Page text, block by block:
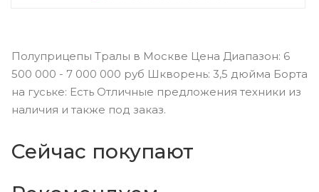
Полуприцепы Тралы в Москве Цена Диапазон: 6
500 000 - 7 000 000 руб Шкворень: 3,5 дюйма Борта
на гуське: Есть Отличные предложения техники из
наличия и также под заказ.
Сейчас покупают